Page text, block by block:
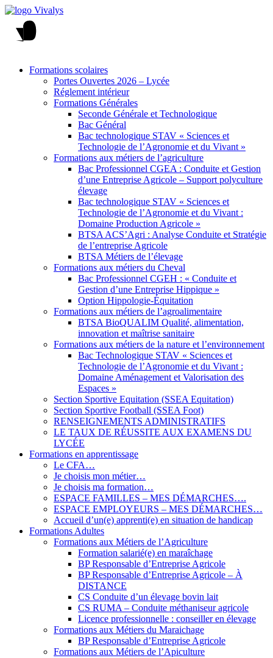
Formations scolaires
Portes Ouvertes 2026 – Lycée
Réglement intérieur
Formations Générales
Seconde Générale et Technologique
Bac Général
Bac technologique STAV « Sciences et
Technologie de l’Agronomie et du Vivant »
Formations aux métiers de l’agriculture
Bac Professionnel CGEA : Conduite et Gestion
d’une Entreprise Agricole – Support polyculture
élevage
Bac technologique STAV « Sciences et
Technologie de l’Agronomie et du Vivant :
Domaine Production Agricole »
BTSA ACS’Agri : Analyse Conduite et Stratégie
de l’entreprise Agricole
BTSA Métiers de l’élevage
Formations aux métiers du Cheval
Bac Professionnel CGEH : « Conduite et
Gestion d’une Entreprise Hippique »
Option Hippologie-Équitation
Formations aux métiers de l’agroalimentaire
BTSA BioQUALIM Qualité, alimentation,
innovation et maîtrise sanitaire
Formations aux métiers de la nature et l’environnement
Bac Technologique STAV « Sciences et
Technologie de l’Agronomie et du Vivant :
Domaine Aménagement et Valorisation des
Espaces »
Section Sportive Equitation (SSEA Equitation)
Section Sportive Football (SSEA Foot)
RENSEIGNEMENTS ADMINISTRATIFS
LE TAUX DE RÉUSSITE AUX EXAMENS DU
LYCÉE
Formations en apprentissage
Le CFA…
Je choisis mon métier…
Je choisis ma formation…
ESPACE FAMILLES – MES DÉMARCHES….
ESPACE EMPLOYEURS – MES DÉMARCHES…
Accueil d’un(e) apprenti(e) en situation de handicap
Formations Adultes
Formations aux Métiers de l’Agriculture
Formation salarié(e) en maraîchage
BP Responsable d’Entreprise Agricole
BP Responsable d’Entreprise Agricole – À
DISTANCE
CS Conduite d’un élevage bovin lait
CS RUMA – Conduite méthaniseur agricole
Licence professionnelle : conseiller en élevage
Formations aux Métiers du Maraichage
BP Responsable d’Entreprise Agricole
Formations aux Métiers de l’Apiculture